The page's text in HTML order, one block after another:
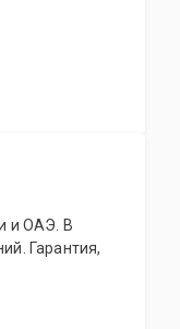
и ОАЭ. В
Гарантия,